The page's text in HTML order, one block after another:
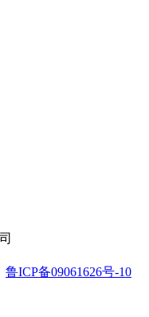
鲁ICP备09061626号-10